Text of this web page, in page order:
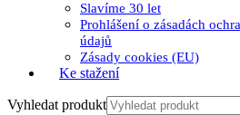
Slavíme 30 let
Prohlášení o zásadách
údajů
Zásady cookies (EU)
Ke stažení
Vyhledat produkt